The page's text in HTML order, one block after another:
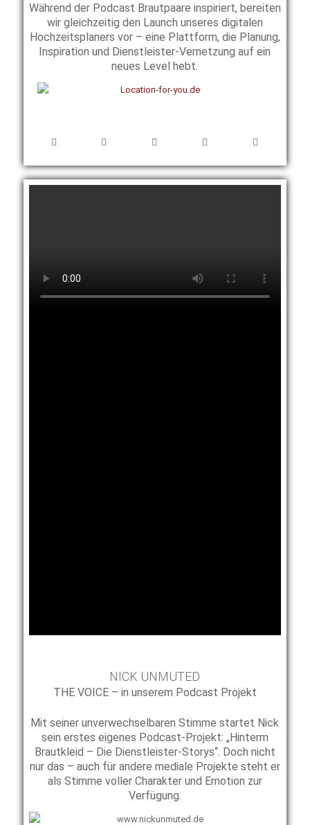
Während der Podcast Brautpaare inspiriert, bereiten
wir gleichzeitig den Launch unseres digitalen
Hochzeitsplaners vor – eine Plattform, die Planung,
Inspiration und Dienstleister-Vernetzung auf ein
neues Level hebt.
NICK UNMUTED
THE VOICE – in unserem Podcast Projekt
Mit seiner unverwechselbaren Stimme startet Nick
sein erstes eigenes Podcast-Projekt: „Hinterm
Brautkleid – Die Dienstleister-Storys“. Doch nicht
nur das – auch für andere mediale Projekte steht er
als Stimme voller Charakter und Emotion zur
Verfügung.